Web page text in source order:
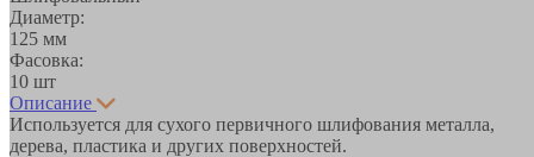
Диаметр:
125 мм
Фасовка:
10 шт
Описание
Используется для сухого первичного шлифования металла,
дерева, пластика и других поверхностей.